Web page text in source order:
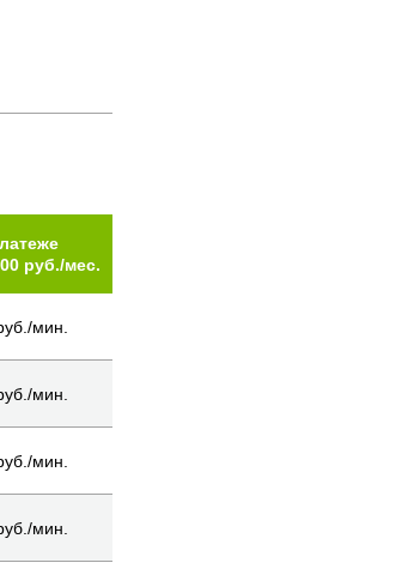
руб./мес.
мин.
мин.
мин.
мин.